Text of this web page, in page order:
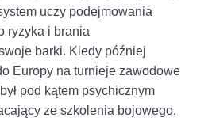
uczy podejmowania
ryzyka i brania
barki. Kiedy później
Europy na turnieje zawodowe
pod kątem psychicznym
ze szkolenia bojowego.